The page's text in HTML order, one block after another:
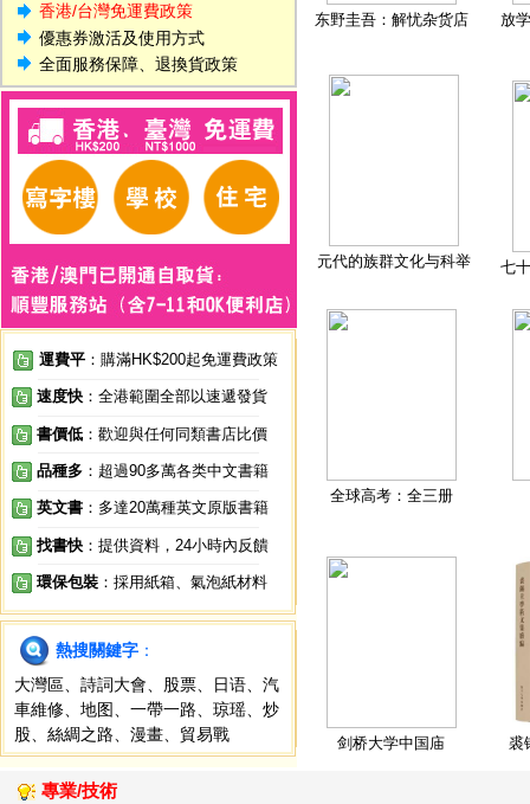
香港/台灣免運費政策
優惠券激活及使用方式
全面服務保障、退換貨政策
運費平 ：購滿HK$200起免運費政策
速度快 ：全港範圍全部以速遞發貨
書價低 ：歡迎與任何同類書店比價
品種多 ：超過90多萬各类中文書籍
英文書 ：多達20萬種英文原版書籍
找書快 ：提供資料，24小時內反饋
環保包裝 ：採用紙箱、氣泡紙材料
熱搜關鍵字 ：
大灣區
詩詞大會 股票 日语
汽
車維修
地图 一帶一路 琼瑶
炒
股
絲綢之路 漫畫 貿易戰
东野圭吾：解忧杂货店 放
元代的族群文化与科举 七
全球高考：全三册
剑桥大学中国庙 裘
專業/技術